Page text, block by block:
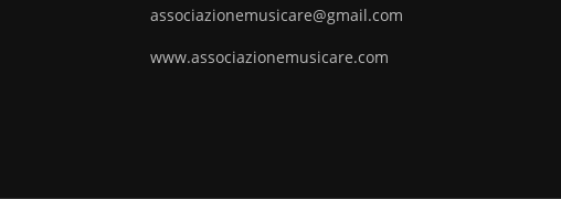
associazionemusicare@gmail.com
www.associazionemusicare.com